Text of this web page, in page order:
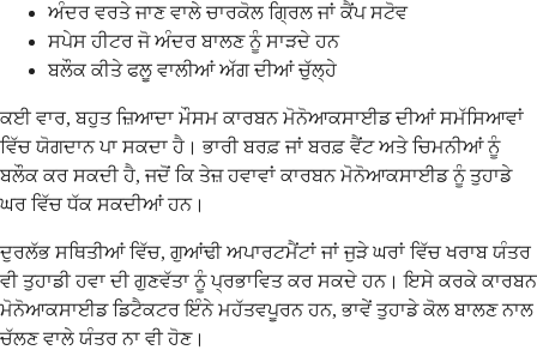
ਅੰਦਰ ਵਰਤੇ ਜਾਣ ਵਾਲੇ ਚਾਰਕੋਲ ਗ੍ਰਿਲ ਜਾਂ ਕੈਂਪ ਸਟੋਵ
ਸਪੇਸ ਹੀਟਰ ਜੋ ਅੰਦਰ ਬਾਲਣ ਨੂੰ ਸਾੜਦੇ ਹਨ
ਬਲੌਕ ਕੀਤੇ ਫਲੂ ਵਾਲੀਆਂ ਅੱਗ ਦੀਆਂ ਚੁੱਲ੍ਹੇ
ਕਈ ਵਾਰ, ਬਹੁਤ ਜ਼ਿਆਦਾ ਮੌਸਮ ਕਾਰਬਨ ਮੋਨੋਆਕਸਾਈਡ ਦੀਆਂ ਸਮੱਸਿਆਵਾਂ
ਵਿੱਚ ਯੋਗਦਾਨ ਪਾ ਸਕਦਾ ਹੈ। ਭਾਰੀ ਬਰਫ਼ ਜਾਂ ਬਰਫ਼ ਵੈਂਟ ਅਤੇ ਚਿਮਨੀਆਂ ਨੂੰ
ਬਲੌਕ ਕਰ ਸਕਦੀ ਹੈ, ਜਦੋਂ ਕਿ ਤੇਜ਼ ਹਵਾਵਾਂ ਕਾਰਬਨ ਮੋਨੋਆਕਸਾਈਡ ਨੂੰ ਤੁਹਾਡੇ
ਘਰ ਵਿੱਚ ਧੱਕ ਸਕਦੀਆਂ ਹਨ।
ਦੁਰਲੱਭ ਸਥਿਤੀਆਂ ਵਿੱਚ, ਗੁਆਂਢੀ ਅਪਾਰਟਮੈਂਟਾਂ ਜਾਂ ਜੁੜੇ ਘਰਾਂ ਵਿੱਚ ਖਰਾਬ ਯੰਤਰ
ਵੀ ਤੁਹਾਡੀ ਹਵਾ ਦੀ ਗੁਣਵੱਤਾ ਨੂੰ ਪ੍ਰਭਾਵਿਤ ਕਰ ਸਕਦੇ ਹਨ। ਇਸੇ ਕਰਕੇ ਕਾਰਬਨ
ਮੋਨੋਆਕਸਾਈਡ ਡਿਟੈਕਟਰ ਇੰਨੇ ਮਹੱਤਵਪੂਰਨ ਹਨ, ਭਾਵੇਂ ਤੁਹਾਡੇ ਕੋਲ ਬਾਲਣ ਨਾਲ
ਚੱਲਣ ਵਾਲੇ ਯੰਤਰ ਨਾ ਵੀ ਹੋਣ।